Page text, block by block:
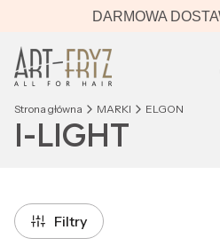
DARMOWA
Strona główna MARKI ELGON
I-LIGHT
Filtry